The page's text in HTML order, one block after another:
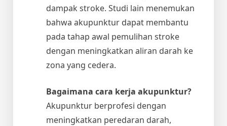
dampak stroke. Studi lain menemukan
bahwa akupunktur dapat membantu
pada tahap awal pemulihan stroke
dengan meningkatkan aliran darah ke
zona yang cedera.
Bagaimana cara kerja akupunktur?
Akupunktur berprofesi dengan
meningkatkan peredaran darah,